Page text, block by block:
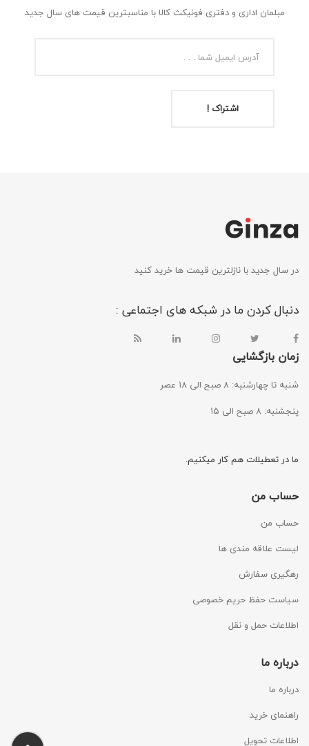
مبلمان اداری و دفتری فونیکث کالا با مناسبترین قیمت های سال جدید
اشتراک !
در سال جدید با نازلترین قیمت ها خرید کنید
دنبال کردن ما در شبکه های اجتماعی :
زمان بازگشایی
شنبه تا چهارشنبه: ۸ صبح الی ۱۸ عصر
پنجشنبه: ۸ صبح الی ۱۵
ما در تعطیلات هم کار میکنیم.
حساب من
حساب من
لیست علاقه مندی ها
رهگیری سفارش
سیاست حفظ حریم خصوصی
اطلاعات حمل و نقل
درباره ما
درباره ما
راهنمای خرید
اطلاعات تحویل